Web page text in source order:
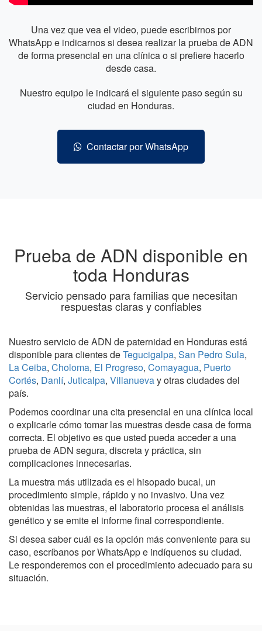
Una vez que vea el video, puede escribirnos por
WhatsApp e indicarnos si desea realizar la prueba de ADN
de forma presencial en una clínica o si prefiere hacerlo
desde casa.
Nuestro equipo le indicará el siguiente paso según su
ciudad en Honduras.
Contactar por WhatsApp
Prueba de ADN disponible en
toda Honduras
Servicio pensado para familias que necesitan
respuestas claras y confiables
Nuestro servicio de ADN de paternidad en Honduras está
disponible para clientes deTegucigalpa, San Pedro Sula,
La Ceiba, Choloma, El Progreso, Comayagua, Puerto
Cortés, Danlí, Juticalpa, Villanuevay otras ciudades del
país.
Podemos coordinar una cita presencial en una clínica local
o explicarle cómo tomar las muestras desde casa de forma
correcta. El objetivo es que usted pueda acceder a una
prueba de ADN segura, discreta y práctica, sin
complicaciones innecesarias.
La muestra más utilizada es el hisopado bucal, un
procedimiento simple, rápido y no invasivo. Una vez
obtenidas las muestras, el laboratorio procesa el análisis
genético y se emite el informe final correspondiente.
Si desea saber cuál es la opción más conveniente para su
caso, escríbanos por WhatsApp e indíquenos su ciudad.
Le responderemos con el procedimiento adecuado para su
situación.